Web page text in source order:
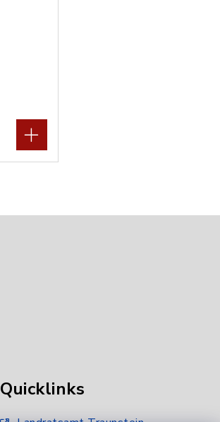
Quicklinks